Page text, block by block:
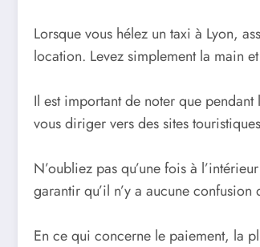
Lorsque vous hélez un taxi à Lyon,
location. Levez simplement la main
Il est important de noter que
vous diriger vers des sites
N’oubliez pas qu’une fois à
garantir qu’il n’y a aucune
En ce qui concerne le paiement, la